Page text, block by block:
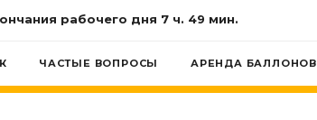
рабочего дня 7 ч. 49 мин.
ЧАСТЫЕ ВОПРОСЫ АРЕНДА БАЛЛОНОВ